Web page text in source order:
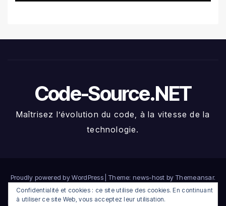
Code-Source.NET
Maîtrisez l’évolution du code, à la vitesse de la
technologie.
Proudly powered by WordPress Theme: news-host by Themeansar.
HomeCompteConnexionDéconnexionHeatmap crypto du jour
Confidentialité et cookies : ce site utilise des cookies. En continuant
à utiliser ce site Web, vous acceptez leur utilisation.